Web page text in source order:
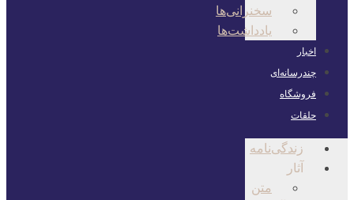
سخنرانی‌ها
یادداشت‌ها
اخبار
چندرسانه‌ای
فروشگاه
حلقات
زندگی‌نامه
آثار
متن